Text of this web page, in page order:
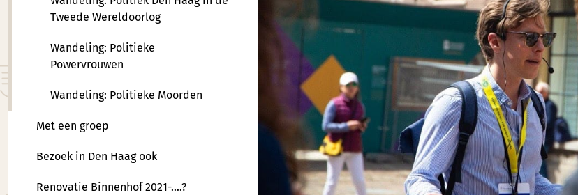
Tweede Wereldoorlog
Wandeling: Politieke
Powervrouwen
Wandeling: Politieke Moorden
Met een groep
Bezoek in Den Haag ook
Renovatie Binnenhof 2021-….?